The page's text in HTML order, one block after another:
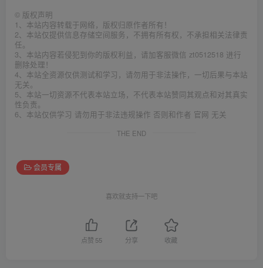
© 版权声明
1、本站内容转载于网络，版权归原作者所有！
2、本站仅提供信息存储空间服务，不拥有所有权，不承担相关法律责
任。
3、本站内容若侵犯到你的版权利益，请加客服微信 zt0512518 进行
删除处理！
4、本站全资源仅供测试和学习，请勿用于非法操作，一切后果与本站
无关。
5、本站一切资源不代表本站立场，不代表本站赞同其观点和对其真实
性负责。
6、本站仅供学习 请勿用于非法违规操作 否则和作者 官网 无关
THE END
会员专属
喜欢就支持一下吧
点赞55 分享 收藏